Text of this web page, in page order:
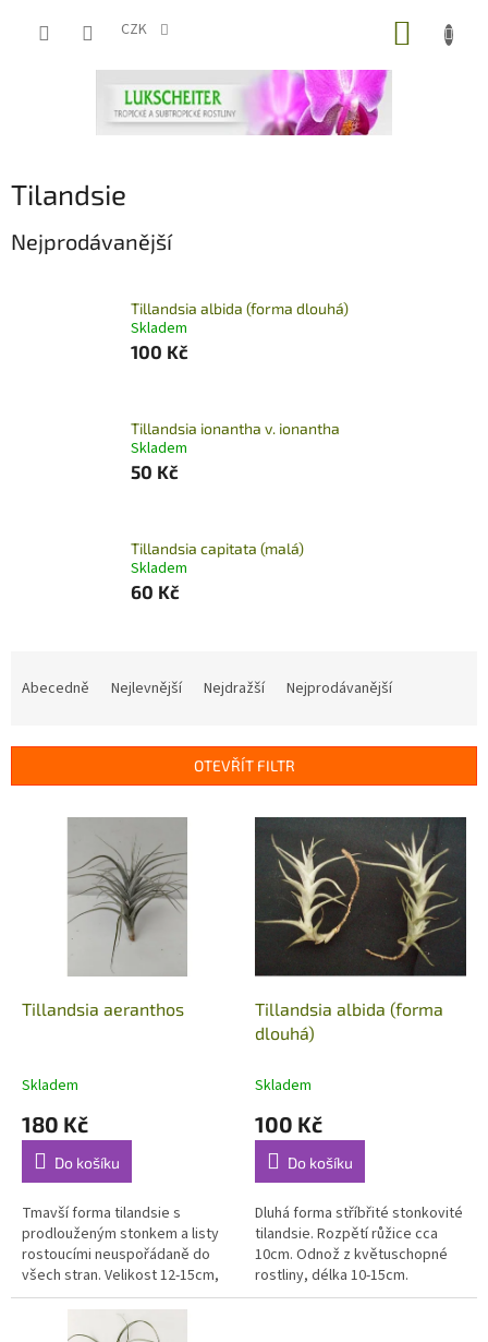
CZK
Tilandsie
Nejprodávanější
Tillandsia albida (forma dlouhá)
Skladem
100 Kč
Tillandsia ionantha v. ionantha
Skladem
50 Kč
Tillandsia capitata (malá)
Skladem
60 Kč
í
Abecedně Nejlevnější Nejdražší Nejprodávanější
OTEVŘÍT FILTR
Tillandsia aeranthos
Skladem
180 Kč
Do košíku
Tmavší forma tilandsie s
prodlouženým stonkem a listy
rostoucími neuspořádaně do
všech stran. Velikost 12-15cm,
květuschopné rostliny.
Tillandsia albida (forma
dlouhá)
Skladem
100 Kč
Do košíku
Dluhá forma stříbřité stonkovité
tilandsie. Rozpětí růžice cca
10cm. Odnož z květuschopné
rostliny, délka 10-15cm.